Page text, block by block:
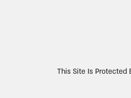
This Site Is Protected